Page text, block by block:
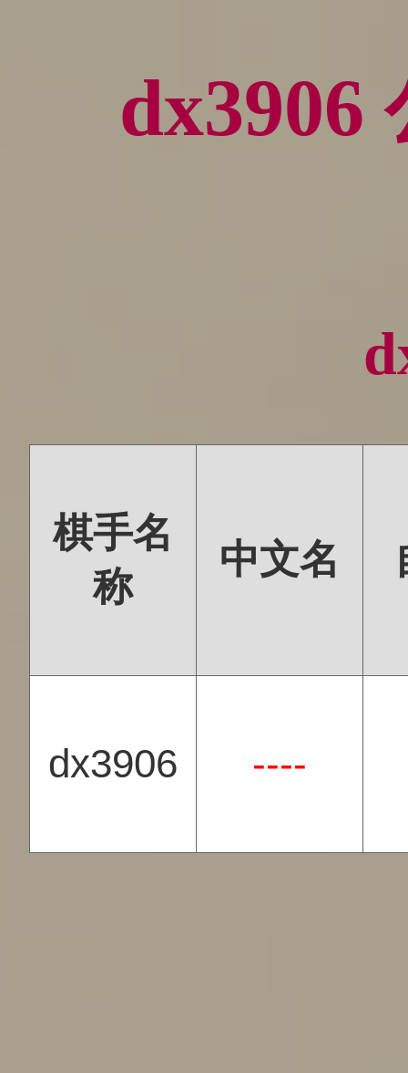
dx3906
棋手名
称
中文名
dx3906 ----